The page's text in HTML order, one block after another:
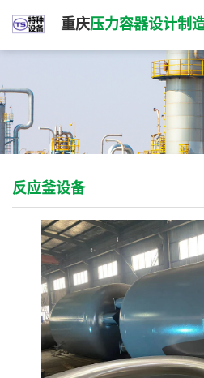
重庆压力容器设计制
反应釜设备